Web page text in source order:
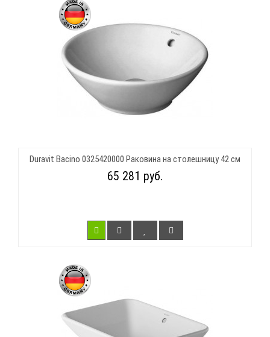
Duravit Bacino 0325420000 Раковина на столешницу 42 см
65 281 руб.